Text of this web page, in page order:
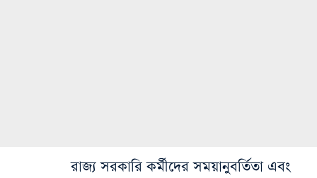
রাজ্য সরকারি কর্মীদের সময়ানুবর্তিতা এবং